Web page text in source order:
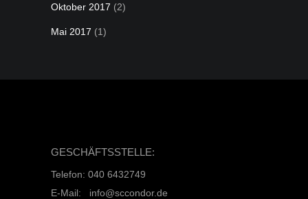
Oktober 2017 (2)
Mai 2017 (1)
GESCHÄFTSSTELLE:
Telefon: 040 6432749
E-Mail: info@sccondor.de